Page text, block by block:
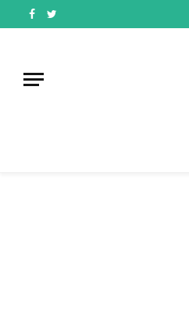
Facebook
Twitter